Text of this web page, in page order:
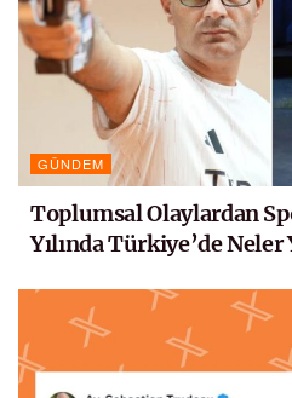
GÜNDEM
Toplumsal Olaylardan
Yılında Türkiye’de Neler